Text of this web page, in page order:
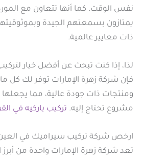
نفس الوقت. كما أنها تتعاون مع
يمتازون بسمعتهم الجيدة
ذات معايير عالمية.
لذا، إذا كنت تبحث عن أفضل خيار
فإن شركة زهرة الإمارات توفر لك كل
ومنتجات ذات جودة عالية، مما يجعلها
مشروع تحتاج إليه. تركيب باركيه في
ارخص شركة تركيب سيراميك في
تعد شركة زهرة الإمارات واحدة من